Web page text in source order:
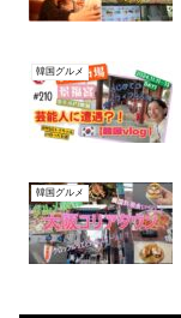
韓国グルメ
韓国グルメ